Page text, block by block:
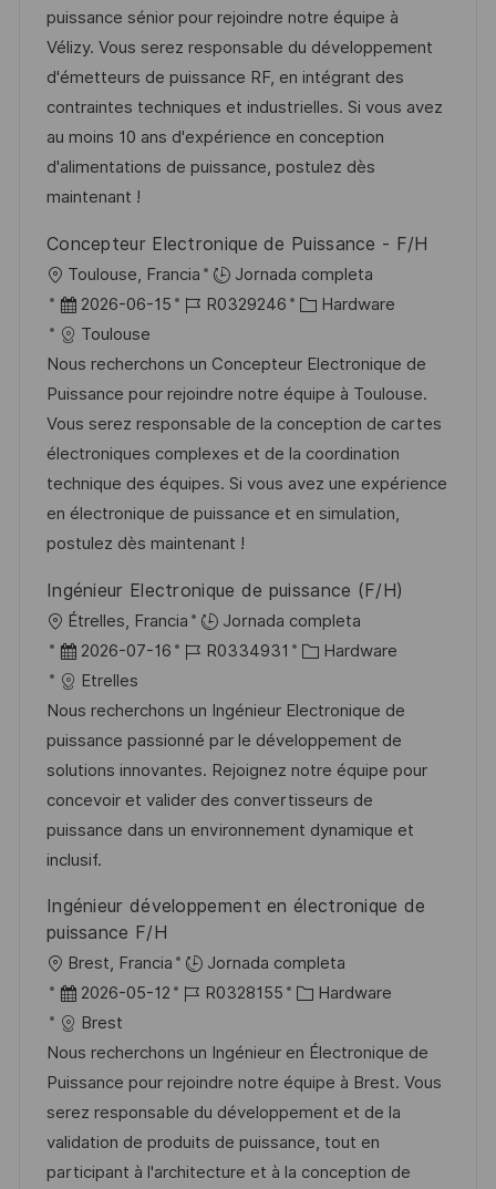
a
c
i
ó
n
h
a
d
e
p
u
b
i
c
a
c
i
ó
n
e
e
m
p
l
e
e
g
o
r
í
a
puissance sénior pour rejoindre notre équipe à
Vélizy. Vous serez responsable du développement
d'émetteurs de puissance RF, en intégrant des
contraintes techniques et industrielles. Si vous avez
au moins 10 ans d'expérience en conception
d'alimentations de puissance, postulez dès
maintenant !
Concepteur Electronique de Puissance - F/H
U
b
c
a
c
i
ó
n
Toulouse, Francia
Jornada completa
F
e
c
h
a
d
e
p
u
l
i
c
a
c
i
ó
n
2026-06-15
I
d
e
e
m
p
l
e
R0329246
C
t
e
g
o
r
í
Hardware
Toulouse
Nous recherchons un Concepteur Electronique de
Puissance pour rejoindre notre équipe à Toulouse.
Vous serez responsable de la conception de cartes
électroniques complexes et de la coordination
technique des équipes. Si vous avez une expérience
en électronique de puissance et en simulation,
postulez dès maintenant !
Ingénieur Electronique de puissance (F/H)
U
b
c
a
c
i
ó
n
Étrelles, Francia
Jornada completa
F
e
c
h
a
d
e
p
b
c
a
2026-07-16
I
d
e
e
m
p
o
R0334931
C
t
e
g
o
r
Hardware
Etrelles
Nous recherchons un Ingénieur Electronique de
puissance passionné par le développement de
solutions innovantes. Rejoignez notre équipe pour
concevoir et valider des convertisseurs de
puissance dans un environnement dynamique et
inclusif.
Ingénieur développement en électronique de
puissance F/H
U
b
c
a
c
i
ó
Brest, Francia
Jornada completa
F
e
c
h
a
d
e
2026-05-12
I
d
e
e
m
p
R0328155
C
t
e
g
o
r
Hardware
Brest
Nous recherchons un Ingénieur en Électronique de
Puissance pour rejoindre notre équipe à Brest. Vous
serez responsable du développement et de la
validation de produits de puissance, tout en
participant à l'architecture et à la conception de